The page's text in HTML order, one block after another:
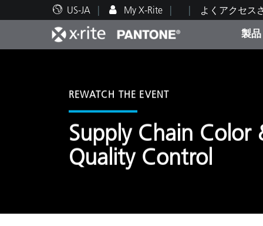
US-JA My X-Rite よくアクセス
製品
REWATCH THE EVENT
Supply Chain Color
Quality Control